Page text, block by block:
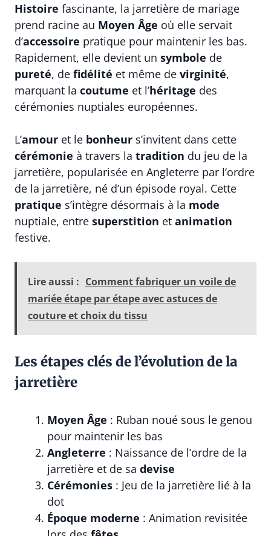
Histoire fascinante, la jarretière de mariage
prend racine au Moyen Âge où elle servait
d’accessoire pratique pour maintenir les bas.
Rapidement, elle devient un symbole de
pureté, de fidélité et même de virginité,
marquant la coutume et l’héritage des
cérémonies nuptiales européennes.
L’amour et le bonheur s’invitent dans cette
cérémonie à travers la tradition du jeu de la
jarretière, popularisée en Angleterre par l’ordre
de la jarretière, né d’un épisode royal. Cette
pratique s’intègre désormais à la mode
nuptiale, entre superstition et animation
festive.
Lire aussi : Comment fabriquer un voile de
mariée étape par étape avec astuces de
couture et choix du tissu
Les étapes clés de l’évolution de la
jarretière
Moyen Âge : Ruban noué sous le genou
pour maintenir les bas
Angleterre : Naissance de l’ordre de la
jarretière et de sa devise
Cérémonies : Jeu de la jarretière lié à la
dot
Époque moderne : Animation revisitée